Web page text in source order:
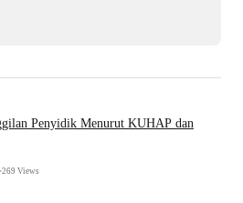
Penyidik Menurut KUHAP dan
•269 Views